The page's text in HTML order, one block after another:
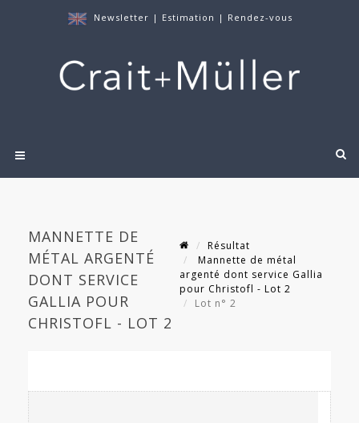
Newsletter | Estimation | Rendez-vous
MANNETTE DE
MÉTAL ARGENTÉ
DONT SERVICE
GALLIA POUR
CHRISTOFL - LOT 2
Résultat
Mannette de métal
argenté dont service Gallia
pour Christofl - Lot 2
Lot n° 2